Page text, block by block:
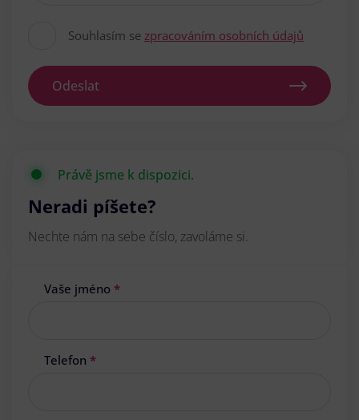
Souhlasím se zpracováním osobních údajů
Odeslat
Právě jsme k dispozici.
Neradi píšete?
Nechte nám na sebe číslo, zavoláme si.
Vaše jméno *
Telefon *